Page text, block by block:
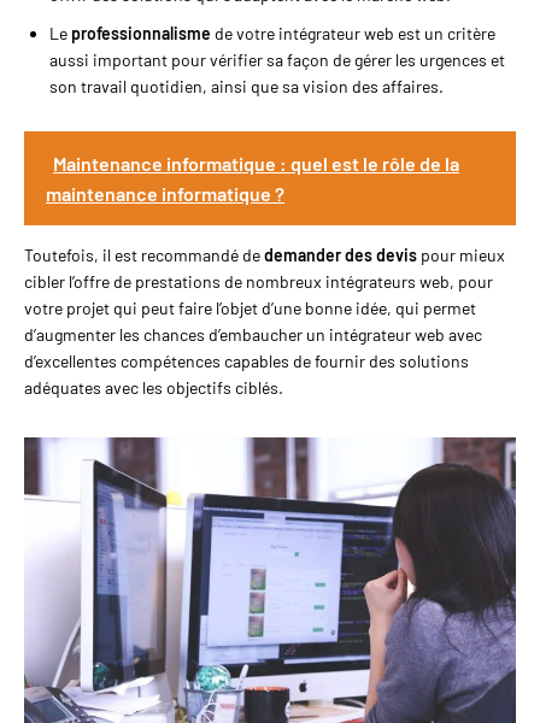
Le professionnalisme de votre intégrateur web est un critère
aussi important pour vérifier sa façon de gérer les urgences et
son travail quotidien, ainsi que sa vision des affaires.
Maintenance informatique : quel est le rôle de la
maintenance informatique ?
Toutefois, il est recommandé dedemander des devis pour mieux
cibler l’offre de prestations de nombreux intégrateurs web, pour
votre projet qui peut faire l’objet d’une bonne idée, qui permet
d’augmenter les chances d’embaucher un intégrateur web avec
d’excellentes compétences capables de fournir des solutions
adéquates avec les objectifs ciblés.